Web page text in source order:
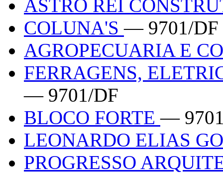
ASTRO REI
COLUNA'S— 9701/DF
AGROPECUARIA E
FERRAGENS,
— 9701/DF
BLOCO FORTE—
LEONARDO ELIAS
PROGRESSO